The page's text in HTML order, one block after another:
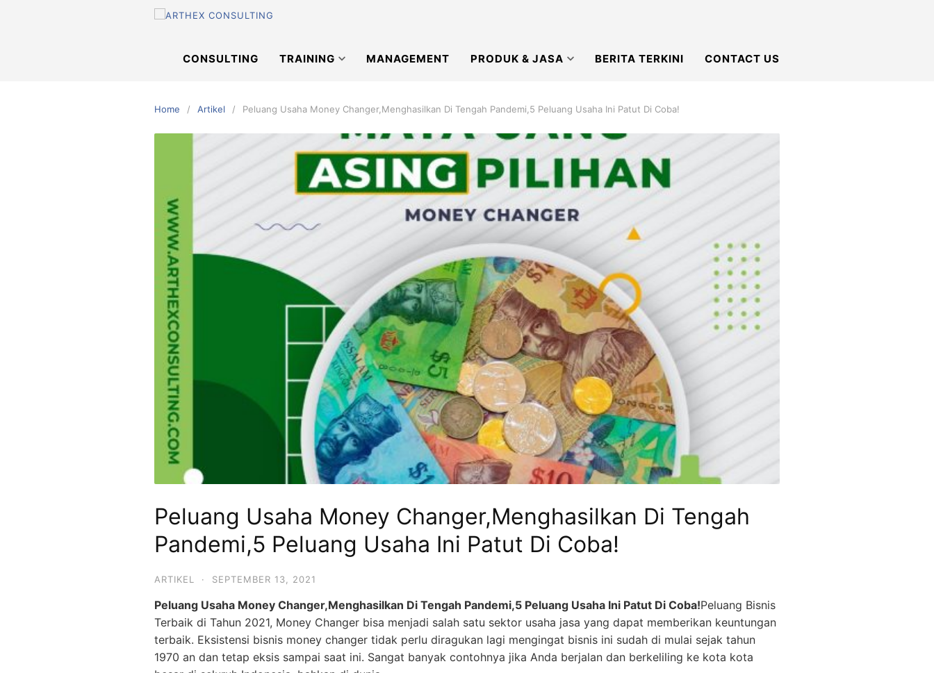
CONSULTING TRAINING MANAGEMENT PRODUK & JASA BERITA TERKINI CONTACT US
Home Artikel Peluang Usaha Money Changer,Menghasilkan Di Tengah Pandemi,5 Peluang Usaha Ini Patut Di Coba!
Peluang Usaha Money Changer,Menghasilkan Di Tengah
Pandemi,5 Peluang Usaha Ini Patut Di Coba!
ARTIKEL · SEPTEMBER 13, 2021
Peluang Usaha Money Changer,Menghasilkan Di Tengah Pandemi,5 Peluang Usaha Ini Patut Di Coba!Peluang Bisnis
Terbaik di Tahun 2021, Money Changer bisa menjadi salah satu sektor usaha jasa yang dapat memberikan keuntungan
terbaik. Eksistensi bisnis money changer tidak perlu diragukan lagi mengingat bisnis ini sudah di mulai sejak tahun
1970 an dan tetap eksis sampai saat ini. Sangat banyak contohnya jika Anda berjalan dan berkeliling ke kota kota